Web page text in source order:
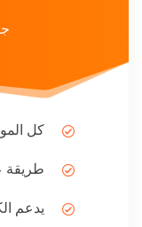
كل
طريقة
يدعم